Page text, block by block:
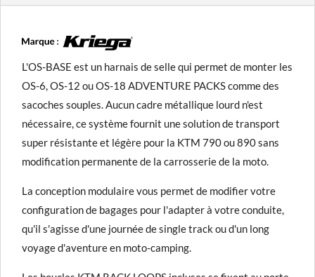
L'OS-BASE est un harnais de selle qui permet de monter les
OS-6, OS-12 ou OS-18 ADVENTURE PACKS comme des
sacoches souples. Aucun cadre métallique lourd n'est
nécessaire, ce système fournit une solution de transport
super résistante et légère pour la KTM 790 ou 890 sans
modification permanente de la carrosserie de la moto.
La conception modulaire vous permet de modifier votre
configuration de bagages pour l'adapter à votre conduite,
qu'il s'agisse d'une journée de single track ou d'un long
voyage d'aventure en moto-camping.